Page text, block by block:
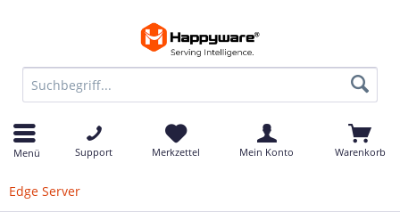
Menü Support Merkzettel Mein Konto Warenkorb
Edge Server